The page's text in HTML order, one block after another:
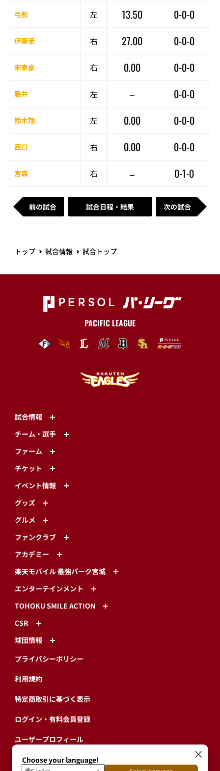
弓削 左 13.50 0-0-0
伊藤茉 右 27.00 0-0-0
宋家豪 右 0.00 0-0-0
藤井 左 – 0-0-0
鈴木翔 左 0.00 0-0-0
西口 右 0.00 0-0-0
宮森 右 – 0-1-0
前の試合 試合日程・結果 次の試合
トップ 試合情報 試合トップ
PACIFIC LEAGUE
試合情報
チーム・選手
ファーム
チケット
イベント情報
グッズ
グルメ
ファンクラブ
アカデミー
楽天モバイル 最強パーク宮城
エンターテインメント
TOHOKU SMILE ACTION
CSR
球団情報
プライバシーポリシー
利用規約
特定商取引に基づく表示
ログイン・有料会員登録
ユーザープロフィール
会員情報引継ぎ